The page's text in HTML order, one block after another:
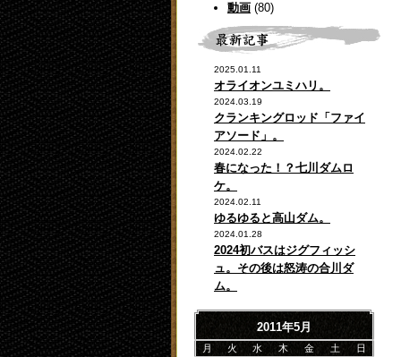
動画 (80)
2025.01.11
オライオンユミハリ。
2024.03.19
クランキングロッド「ファイ
アソード」。
2024.02.22
春になった！？七川ダムロ
ケ。
2024.02.11
ゆるゆると高山ダム。
2024.01.28
2024初バスはジグフィッシ
ュ。その後は怒涛の合川ダ
ム。
2011年5月
月 火 水 木 金 土 日